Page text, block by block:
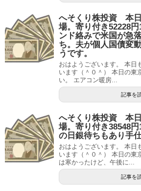
へそくり株投資 本
場。寄り付き52228
ンド絡みで米国が急
ち。夫が個人国債変
うです。
おはようございます。 本日
います（＾０＾） 本日の東
い。 エアコン暖房...
記事を
へそくり株投資 本
場。寄り付き38548円
の日銀待ちもあり手仕
おはようございます。 本日
います（＾０＾） 本日の東
は寒かったけど、午後に...
記事を